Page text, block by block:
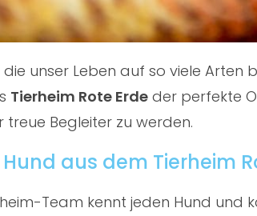
unser Leben auf so viele
Tierheim Rote Erde der perfekte
Begleiter zu werden.
aus dem Tierheim
Team kennt jeden Hund und